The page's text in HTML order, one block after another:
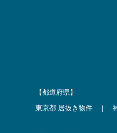
【都道府県】
東京都 居抜き物件